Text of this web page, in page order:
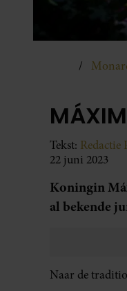
Tekst: Redactie
22 juni 2023
Koningin
al bekende
Naar de